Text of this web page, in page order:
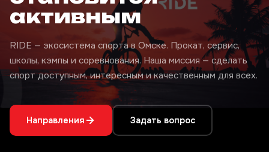
активным
RIDE — экосистема спорта в Омске. Прокат, сервис,
школы, кэмпы и соревнования. Наша миссия — сделать
спорт доступным, интересным и качественным для всех.
Направления Задать вопрос